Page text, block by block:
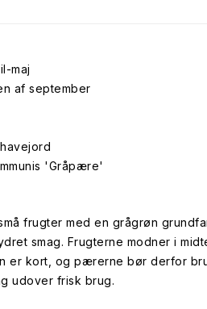
maj
af september
'Gråpære'
frugter med en grågrøn
smag. Frugterne modner i
er kort, og pærerne bør derfor
udover frisk brug.